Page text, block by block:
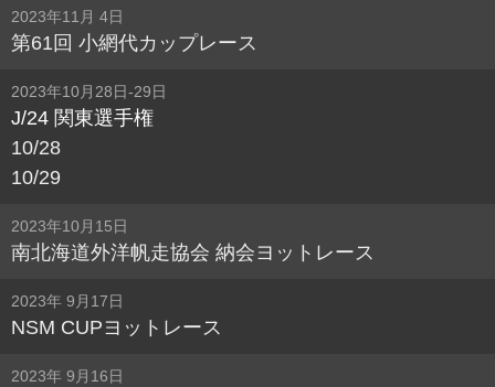
2023年11月 4日
第61回 小網代カップレース
2023年10月28日-29日
J/24 関東選手権
10/28
10/29
2023年10月15日
南北海道外洋帆走協会 納会ヨットレース
2023年 9月17日
NSM CUPヨットレース
2023年 9月16日